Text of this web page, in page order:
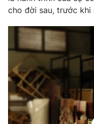
cho đời sau, trước